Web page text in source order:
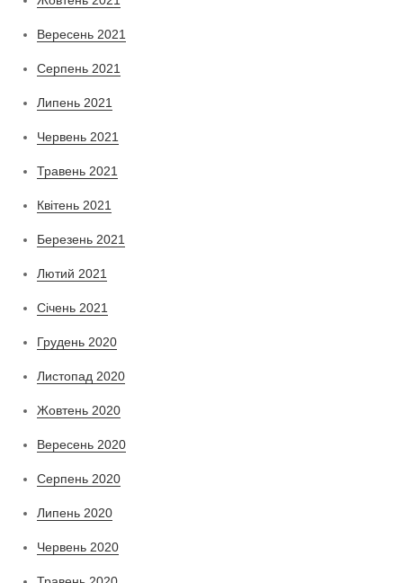
Вересень 2021
Серпень 2021
Липень 2021
Червень 2021
Травень 2021
Квітень 2021
Березень 2021
Лютий 2021
Січень 2021
Грудень 2020
Листопад 2020
Жовтень 2020
Вересень 2020
Серпень 2020
Липень 2020
Червень 2020